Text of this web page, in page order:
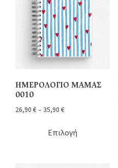
ΗΜΕΡΟΛΟΓΙΟ ΜΑΜΑΣ
0010
26,90 € – 35,90 €
Επιλογή